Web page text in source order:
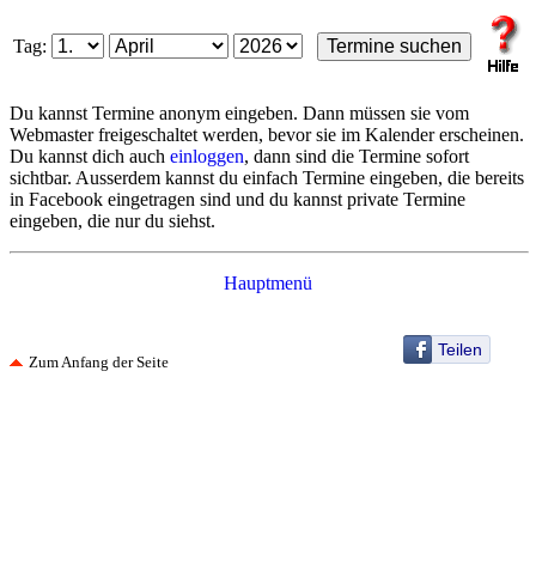
Tag:
Du kannst Termine anonym eingeben. Dann müssen sie vom
Webmaster freigeschaltet werden, bevor sie im Kalender erscheinen.
Du kannst dich auch einloggen, dann sind die Termine sofort
sichtbar. Ausserdem kannst du einfach Termine eingeben, die bereits
in Facebook eingetragen sind und du kannst private Termine
eingeben, die nur du siehst.
Hauptmenü
Teilen
Zum Anfang der Seite